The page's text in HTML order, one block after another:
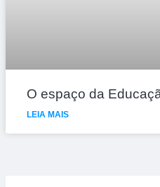
O espaço da
LEIA MAIS